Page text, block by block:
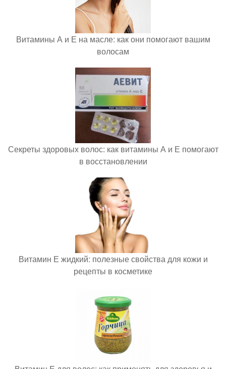
Витамины А и Е на масле: как они помогают вашим
волосам
Секреты здоровых волос: как витамины А и Е помогают
в восстановлении
Витамин Е жидкий: полезные свойства для кожи и
рецепты в косметике